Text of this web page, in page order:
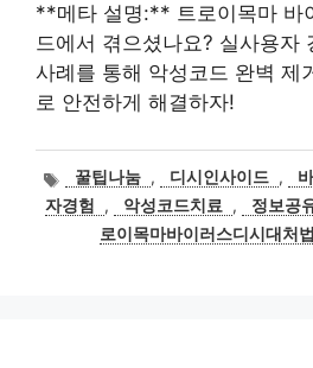
**메타 설명:** 트로이목마 바
드에서 겪으셨나요? 실사용자
사례를 통해 악성코드 완벽 제
로 안전하게 해결하자!
태
그
꿀팁나눔 , 디시인사이드 ,
자경험
, 악성코드치료 , 정보공
로이목마바이러스디시대처법